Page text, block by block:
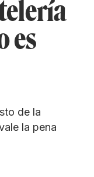
es
de la
la pena